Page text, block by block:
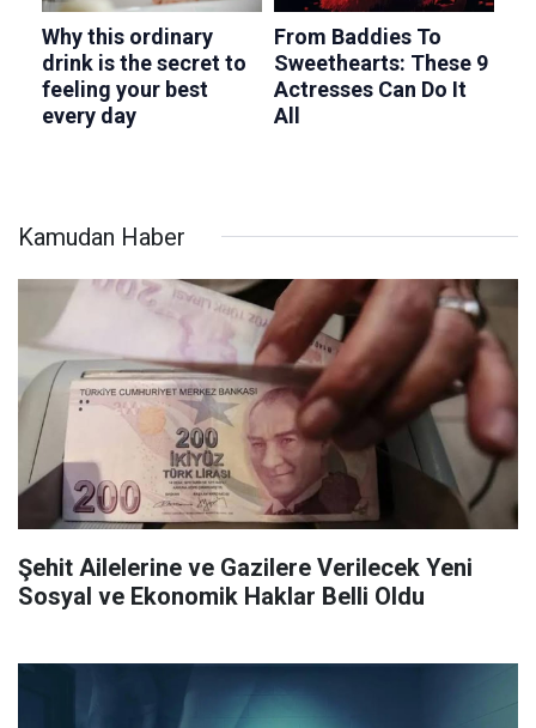
Kamudan Haber
Şehit Ailelerine ve Gazilere Verilecek Yeni
Sosyal ve Ekonomik Haklar Belli Oldu